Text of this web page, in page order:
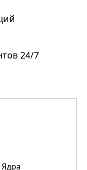
24/7